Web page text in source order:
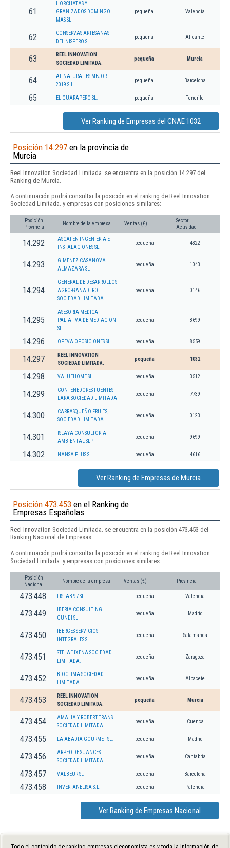
61
HORCHATAS Y
GRANIZADOS DOMINGO
MAS SL
pequeña Valencia
62
CONSERVAS ARTESANAS
DEL NISPERO SL
pequeña Alicante
63
REEL INNOVATION
SOCIEDAD LIMITADA.
pequeña Murcia
64
AL NATURAL ES MEJOR
2019 S.L.
pequeña Barcelona
65 EL GUARAPERO SL. pequeña Tenerife
Ver Ranking de Empresas del CNAE 1032
Posición 14.297 en la provincia de
Murcia
Reel Innovation Sociedad Limitada. se encuentra en la posición 14.297 del
Ranking de Murcia.
A continuación podrá consultar la posición en el ranking de Reel Innovation
Sociedad Limitada. y empresas con posiciones similares:
Posición
Provincia
Nombre de la empresa Ventas (€)
Sector
Actividad
14.292
ASCAFEN INGENIERIA E
INSTALACIONES SL.
pequeña 4322
14.293
GIMENEZ CASANOVA
ALMAZARA SL
pequeña 1043
14.294
GENERAL DE DESARROLLOS
AGRO-GANADERO
SOCIEDAD LIMITADA.
pequeña 0146
14.295
ASESORIA MEDICA
PALIATIVA DE MEDIACION
SL.
pequeña 8699
14.296 OPEVA OPOSICIONES SL. pequeña 8559
14.297
REEL INNOVATION
SOCIEDAD LIMITADA.
pequeña 1032
14.298 VALUEHOME SL pequeña 3512
14.299
CONTENEDORES FUENTES-
LARA SOCIEDAD LIMITADA
pequeña 7739
14.300
CARRASQUEÑO FRUITS,
SOCIEDAD LIMITADA.
pequeña 0123
14.301
ISLAYA CONSULTORIA
AMBIENTAL SLP
pequeña 9699
14.302 NANSA PLUS SL. pequeña 4616
Ver Ranking de Empresas de Murcia
Posición 473.453 en el Ranking de
Empresas Españolas
Reel Innovation Sociedad Limitada. se encuentra en la posición 473.453 del
Ranking Nacional de Empresas.
A continuación podrá consultar la posición en el ranking de Reel Innovation
Sociedad Limitada. y empresas con posiciones similares:
Posición
Nacional
Nombre de la empresa Ventas (€) Provincia
473.448 FISLAB 97 SL pequeña Valencia
473.449
IBERIA CONSULTING
GUNDI SL
pequeña Madrid
473.450
IBERGES SERVICIOS
INTEGRALES SL.
pequeña Salamanca
473.451
STELAE IXENA SOCIEDAD
LIMITADA.
pequeña Zaragoza
473.452
BIOCLIMA SOCIEDAD
LIMITADA.
pequeña Albacete
473.453
REEL INNOVATION
SOCIEDAD LIMITADA.
pequeña Murcia
473.454
AMALIA Y ROBERT TRANS
SOCIEDAD LIMITADA.
pequeña Cuenca
473.455 LA ABADIA GOURMET SL. pequeña Madrid
473.456
ARPEO DE SUANCES
SOCIEDAD LIMITADA.
pequeña Cantabria
473.457 VALBEUR SL pequeña Barcelona
473.458 INVERFANELISA S.L. pequeña Palencia
Ver Ranking de Empresas Nacional